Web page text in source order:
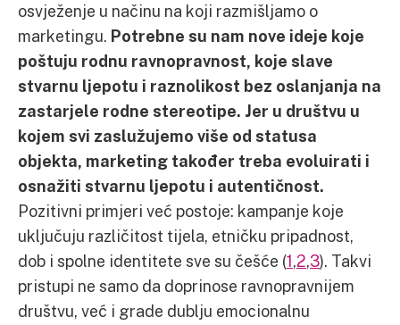
osvježenje u načinu na koji razmišljamo o
marketingu. Potrebne su nam nove ideje koje
poštuju rodnu ravnopravnost, koje slave
stvarnu ljepotu i raznolikost bez oslanjanja na
zastarjele rodne stereotipe. Jer u društvu u
kojem svi zaslužujemo više od statusa
objekta, marketing također treba evoluirati i
osnažiti stvarnu ljepotu i autentičnost.
Pozitivni primjeri već postoje: kampanje koje
uključuju različitost tijela, etničku pripadnost,
dob i spolne identitete sve su češće (1,2,3). Takvi
pristupi ne samo da doprinose ravnopravnijem
društvu, već i grade dublju emocionalnu